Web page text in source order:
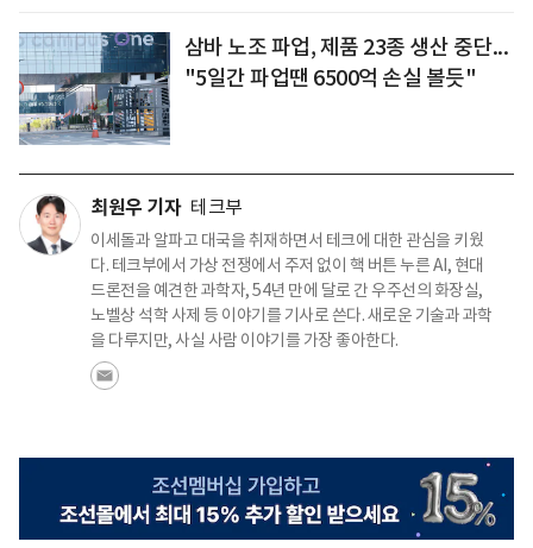
삼바 노조 파업, 제품 23종 생산 중단...
"5일간 파업땐 6500억 손실 볼듯"
최원우 기자 테크부
이세돌과 알파고 대국을 취재하면서 테크에 대한 관심을 키웠
다. 테크부에서 가상 전쟁에서 주저 없이 핵 버튼 누른 AI, 현대
드론전을 예견한 과학자, 54년 만에 달로 간 우주선의 화장실,
노벨상 석학 사제 등 이야기를 기사로 쓴다. 새로운 기술과 과학
을 다루지만, 사실 사람 이야기를 가장 좋아한다.